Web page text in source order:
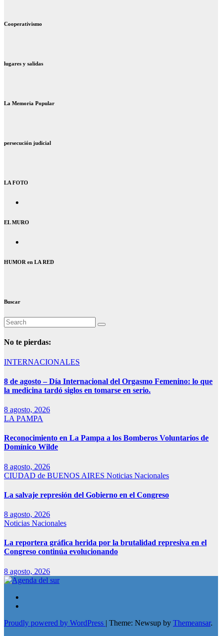
Cooperativismo
lugares y salidas
La Memoria Popular
persecución judicial
LA FOTO
EL MURO
HUMOR en LA RED
Buscar
No te pierdas:
INTERNACIONALES
8 de agosto – Día Internacional del Orgasmo Femenino: lo que
la medicina tardó siglos en tomarse en serio.
8 agosto, 2026
LA PAMPA
Reconocimiento en La Pampa a los Bomberos Voluntarios de
Domínico Wilde
8 agosto, 2026
CIUDAD de BUENOS AIRES Noticias Nacionales
La salvaje represión del Gobierno en el Congreso
8 agosto, 2026
Noticias Nacionales
La reportera gráfica herida por la brutalidad represiva en el
Congreso continúa evolucionando
8 agosto, 2026
Proudly powered by WordPress | Theme: Newsup by Themeansar.